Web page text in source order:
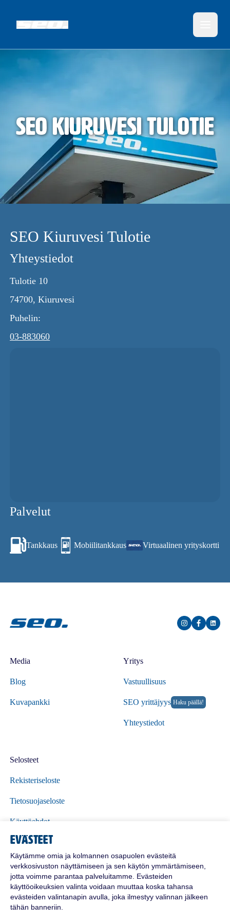
SEO Kiuruvesi Tulotie
SEO Kiuruvesi Tulotie
Yhteystiedot
Tulotie 10
74700, Kiuruvesi
Puhelin:
03-883060
Palvelut
Tankkaus Mobiilitankkaus Virtuaalinen yrityskortti
Media
Blog
Kuvapankki
Yritys
Vastuullisuus
SEO yrittäjyys Haku päällä!
Yhteystiedot
Selosteet
Rekisteriseloste
Tietosuojaseloste
Käyttöehdot
Polttoöljyn toimitusehdot
Evästeet
Käytämme omia ja kolmannen osapuolen evästeitä
verkkosivuston näyttämiseen ja sen käytön ymmärtämiseen,
jotta voimme parantaa palveluitamme. Evästeiden
käyttöoikeuksien valinta voidaan muuttaa koska tahansa
evästeiden valintanapin avulla, joka ilmestyy valinnan jälkeen
tähän banneriin.